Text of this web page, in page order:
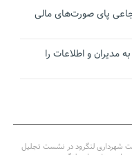
پای صورت‌های مالی
مدیران و اطلاعات را
نسخه وزارت بهداشت
شهرداری لنگرود در نشست تجلیل